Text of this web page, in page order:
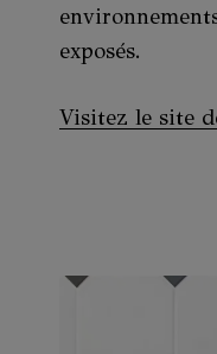
exposés.
Visitez le site